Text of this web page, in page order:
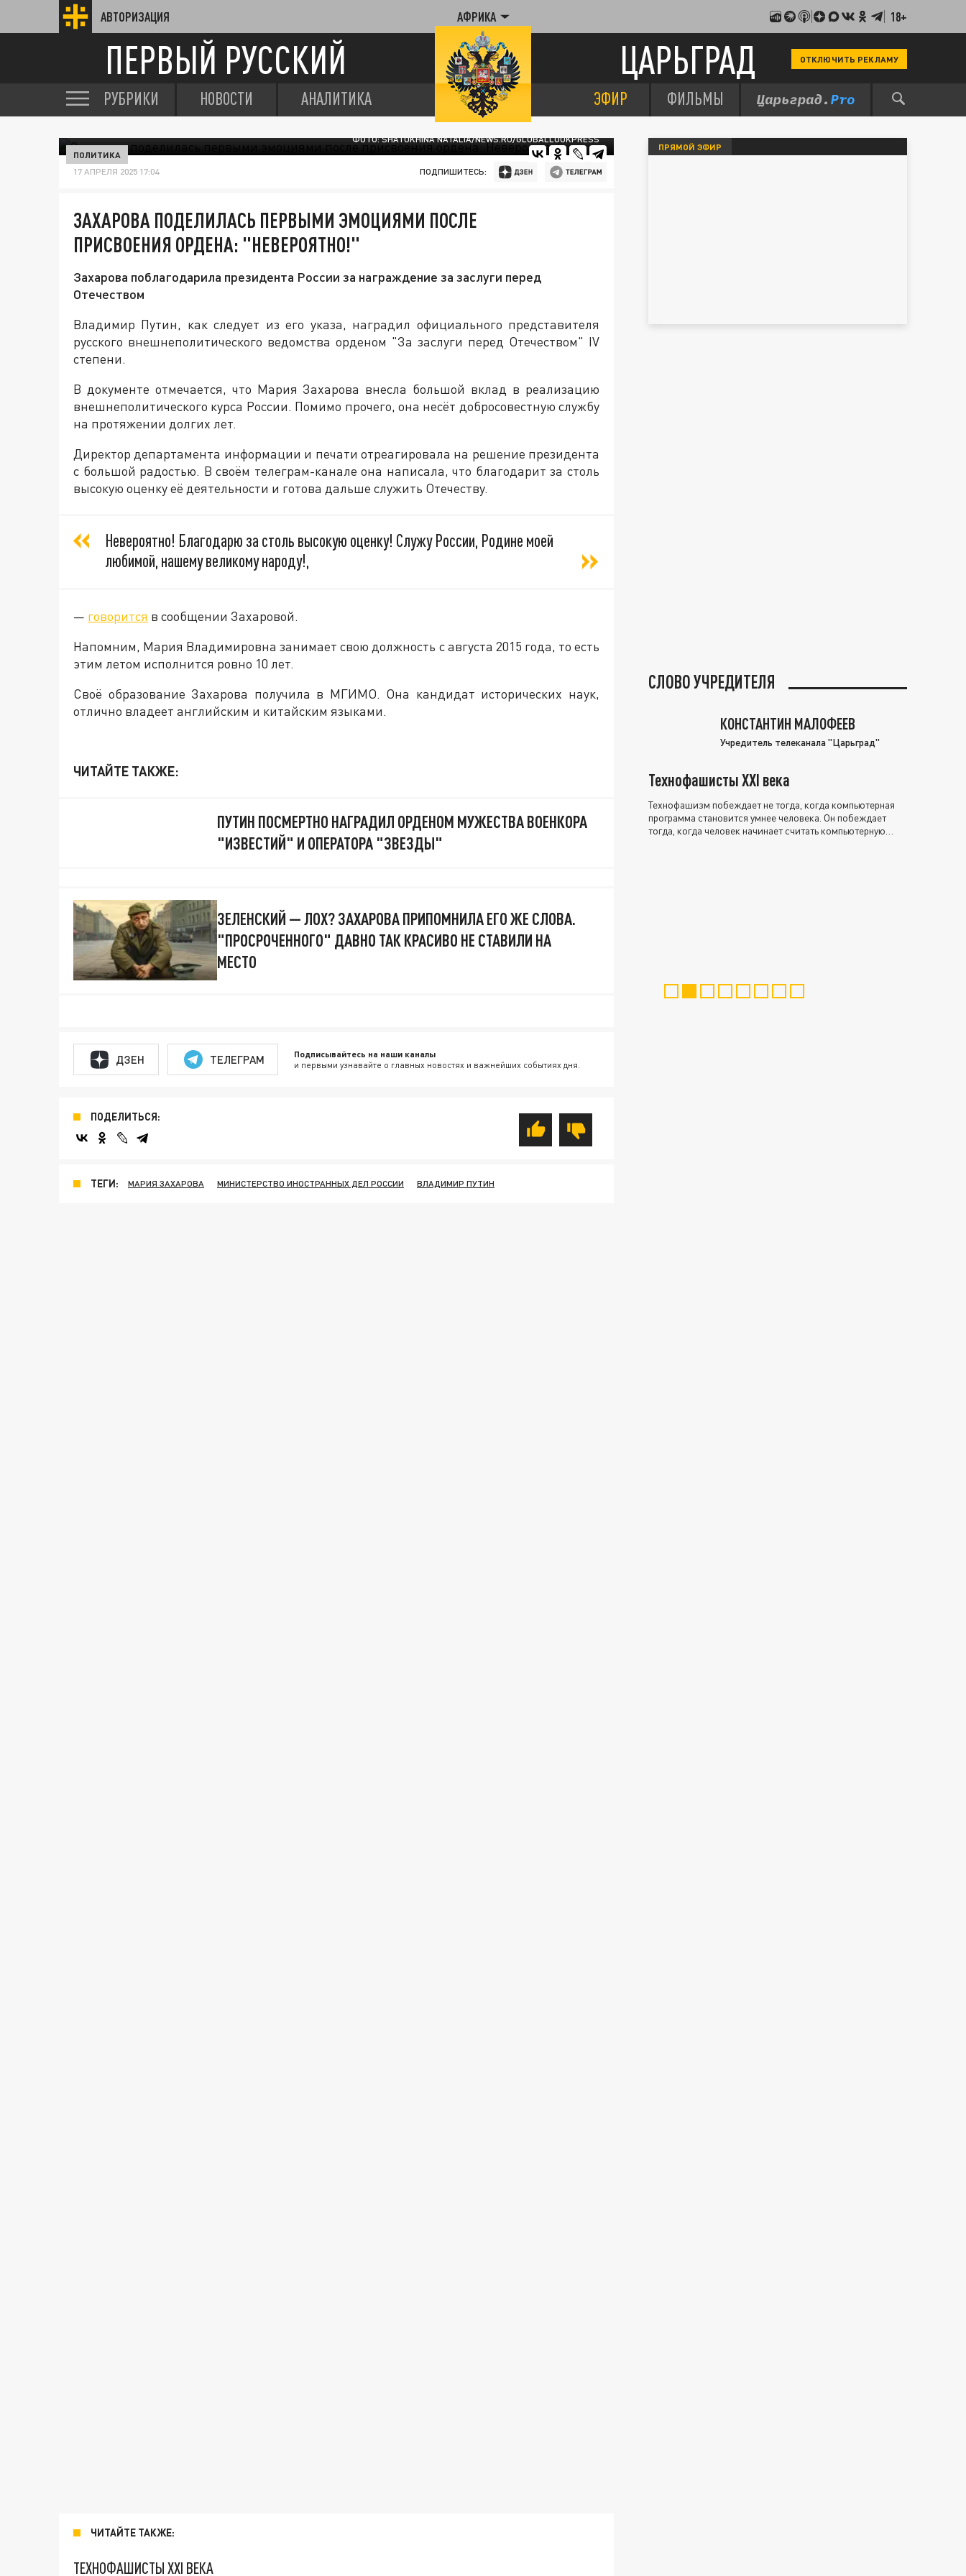
АВТОРИЗАЦИЯ АФРИКА 18+
ПЕРВЫЙ РУССКИЙ ЦАРЬГРАД ОТКЛЮЧИТЬ РЕКЛАМУ
РУБРИКИ НОВОСТИ АНАЛИТИКА ЭФИР ФИЛЬМЫ
ФОТО: SHATOKHINA NATALIA/NEWS.RU/GLOBALLOOKPRESS
ПОЛИТИКА
17 АПРЕЛЯ 2025 17:04 ПОДПИШИТЕСЬ:
ЗАХАРОВА ПОДЕЛИЛАСЬ ПЕРВЫМИ ЭМОЦИЯМИ ПОСЛЕ
ПРИСВОЕНИЯ ОРДЕНА: "НЕВЕРОЯТНО!"
Захарова поблагодарила президента России за награждение за заслуги перед
Отечеством
Владимир Путин, как следует из его указа, наградил официального представителя
русского внешнеполитического ведомства орденом "За заслуги перед Отечеством" IV
степени.
В документе отмечается, что Мария Захарова внесла большой вклад в реализацию
внешнеполитического курса России. Помимо прочего, она несёт добросовестную службу
на протяжении долгих лет.
Директор департамента информации и печати отреагировала на решение президента
с большой радостью. В своём телеграм-канале она написала, что благодарит за столь
высокую оценку её деятельности и готова дальше служить Отечеству.
Невероятно! Благодарю за столь высокую оценку! Служу России, Родине моей
любимой, нашему великому народу!,
— говорится в сообщении Захаровой.
Напомним, Мария Владимировна занимает свою должность с августа 2015 года, то есть
этим летом исполнится ровно 10 лет.
Своё образование Захарова получила в МГИМО. Она кандидат исторических наук,
отлично владеет английским и китайским языками.
ЧИТАЙТЕ ТАКЖЕ:
ПУТИН ПОСМЕРТНО НАГРАДИЛ ОРДЕНОМ МУЖЕСТВА ВОЕНКОРА
"ИЗВЕСТИЙ" И ОПЕРАТОРА "ЗВЕЗДЫ"
ЗЕЛЕНСКИЙ — ЛОХ? ЗАХАРОВА ПРИПОМНИЛА ЕГО ЖЕ СЛОВА.
"ПРОСРОЧЕННОГО" ДАВНО ТАК КРАСИВО НЕ СТАВИЛИ НА
МЕСТО
ДЗЕН ТЕЛЕГРАМ Подписывайтесь на наши каналы
и первыми узнавайте о главных новостях и важнейших событиях дня.
ПОДЕЛИТЬСЯ:
ТЕГИ: МАРИЯ ЗАХАРОВА МИНИСТЕРСТВО ИНОСТРАННЫХ ДЕЛ РОССИИ ВЛАДИМИР ПУТИН
ЧИТАЙТЕ ТАКЖЕ:
ТЕХНОФАШИСТЫ XXI ВЕКА
ПРЯМОЙ ЭФИР
СЛОВО УЧРЕДИТЕЛЯ
КОНСТАНТИН МАЛОФЕЕВ
Учредитель телеканала "Царьград"
Технофашисты XXI века
Технофашизм побеждает не тогда, когда компьютерная
программа становится умнее человека. Он побеждает
тогда, когда человек начинает считать компьютерную